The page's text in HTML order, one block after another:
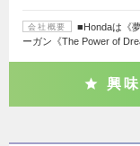
会社概要
■Hondaは《
ーガン《The Power of
興